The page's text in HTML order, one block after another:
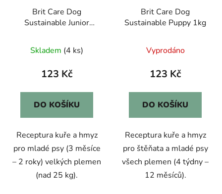
Brit Care Dog
Sustainable Junior
Skladem (4 ks)
123 Kč
DO KOŠÍKU
Receptura kuře a hmyz
pro mladé psy (3 měsíce
– 2 roky) velkých plemen
(nad 25 kg).
Brit Care Dog
Sustainable Puppy 1kg
Vyprodáno
123 Kč
DO KOŠÍKU
Receptura kuře a hmyz
pro štěňata a mladé psy
všech plemen (4 týdny –
12 měsíců).